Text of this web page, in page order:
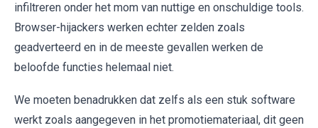
infiltreren onder het mom van nuttige en onschuldige tools.
Browser-hijackers werken echter zelden zoals
geadverteerd en in de meeste gevallen werken de
beloofde functies helemaal niet.
We moeten benadrukken dat zelfs als een stuk software
werkt zoals aangegeven in het promotiemateriaal, dit geen